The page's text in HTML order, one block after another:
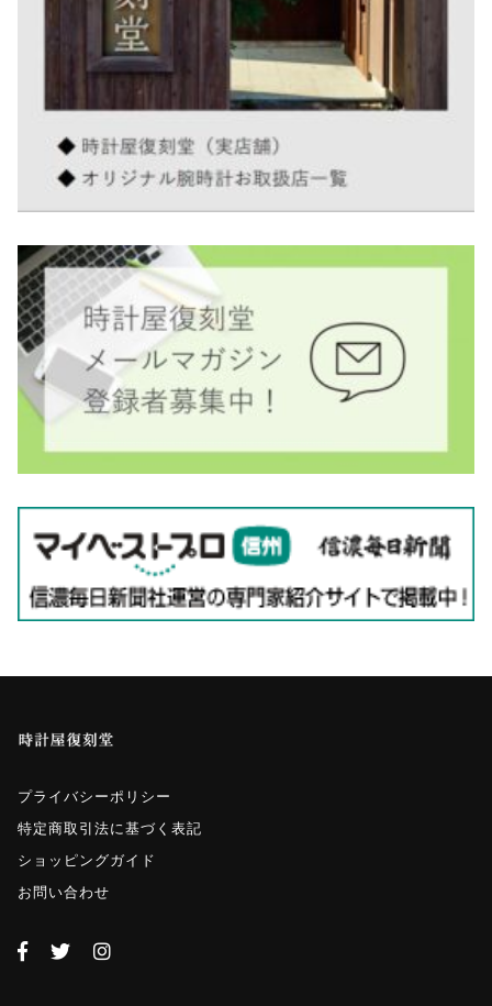
プライバシーポリシー
特定商取引法に基づく表記
ショッピングガイド
お問い合わせ